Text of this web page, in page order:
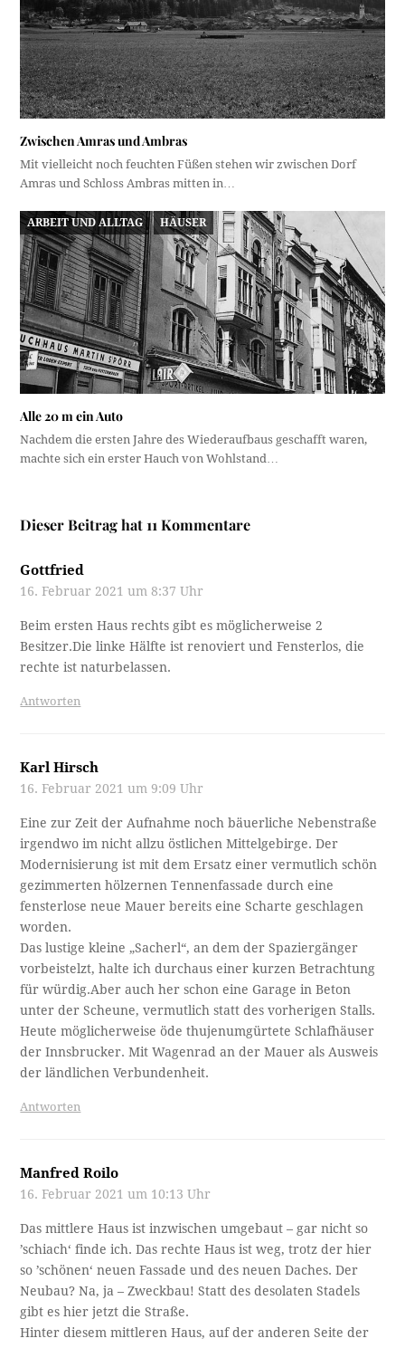
Zwischen Amras und Ambras
Mit vielleicht noch feuchten Füßen stehen wir zwischen Dorf
Amras und Schloss Ambras mitten in…
ARBEIT UND ALLTAG HÄUSER
Alle 20 m ein Auto
Nachdem die ersten Jahre des Wiederaufbaus geschafft waren,
machte sich ein erster Hauch von Wohlstand…
Dieser Beitrag hat 11 Kommentare
Gottfried
16. Februar 2021 um 8:37 Uhr
Beim ersten Haus rechts gibt es möglicherweise 2
Besitzer.Die linke Hälfte ist renoviert und Fensterlos, die
rechte ist naturbelassen.
Antworten
Karl Hirsch
16. Februar 2021 um 9:09 Uhr
Eine zur Zeit der Aufnahme noch bäuerliche Nebenstraße
irgendwo im nicht allzu östlichen Mittelgebirge. Der
Modernisierung ist mit dem Ersatz einer vermutlich schön
gezimmerten hölzernen Tennenfassade durch eine
fensterlose neue Mauer bereits eine Scharte geschlagen
worden.
Das lustige kleine „Sacherl“, an dem der Spaziergänger
vorbeistelzt, halte ich durchaus einer kurzen Betrachtung
für würdig.Aber auch her schon eine Garage in Beton
unter der Scheune, vermutlich statt des vorherigen Stalls.
Heute möglicherweise öde thujenumgürtete Schlafhäuser
der Innsbrucker. Mit Wagenrad an der Mauer als Ausweis
der ländlichen Verbundenheit.
Antworten
Manfred Roilo
16. Februar 2021 um 10:13 Uhr
Das mittlere Haus ist inzwischen umgebaut – gar nicht so
’schiach‘ finde ich. Das rechte Haus ist weg, trotz der hier
so ’schönen‘ neuen Fassade und des neuen Daches. Der
Neubau? Na, ja – Zweckbau! Statt des desolaten Stadels
gibt es hier jetzt die Straße.
Hinter diesem mittleren Haus, auf der anderen Seite der